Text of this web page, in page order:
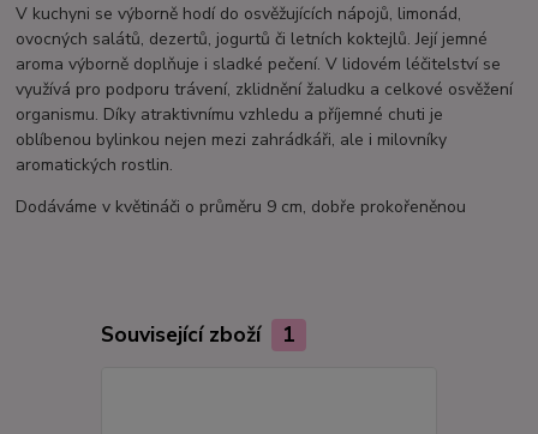
V kuchyni se výborně hodí do osvěžujících nápojů, limonád,
ovocných salátů, dezertů, jogurtů či letních koktejlů. Její jemné
aroma výborně doplňuje i sladké pečení. V lidovém léčitelství se
využívá pro podporu trávení, zklidnění žaludku a celkové osvěžení
organismu. Díky atraktivnímu vzhledu a příjemné chuti je
oblíbenou bylinkou nejen mezi zahrádkáři, ale i milovníky
aromatických rostlin.
Dodáváme v květináči o průměru 9 cm, dobře prokořeněnou
Související zboží 1